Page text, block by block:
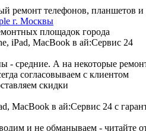
г. Москвы
площадок города
- средние. А на некоторые
согласовываем с клиентом
скидки
и не обманываем - читайте